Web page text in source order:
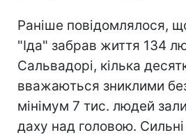
Раніше повідомлялося,
"Іда" забрав життя 134
Сальвадорі, кілька
вважаються зниклими
мінімум 7 тис. людей
даху над головою. Сильні